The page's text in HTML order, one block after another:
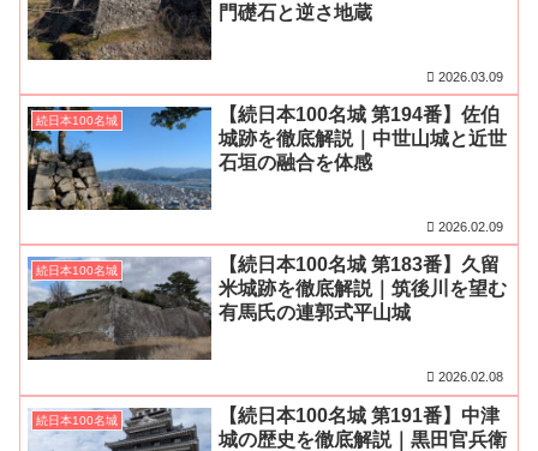
門礎石と逆さ地蔵
2026.03.09
続日本100名城
【続日本100名城 第194番】佐伯
城跡を徹底解説｜中世山城と近世
石垣の融合を体感
2026.02.09
続日本100名城
【続日本100名城 第183番】久留
米城跡を徹底解説｜筑後川を望む
有馬氏の連郭式平山城
2026.02.08
続日本100名城
【続日本100名城 第191番】中津
城の歴史を徹底解説｜黒田官兵衛